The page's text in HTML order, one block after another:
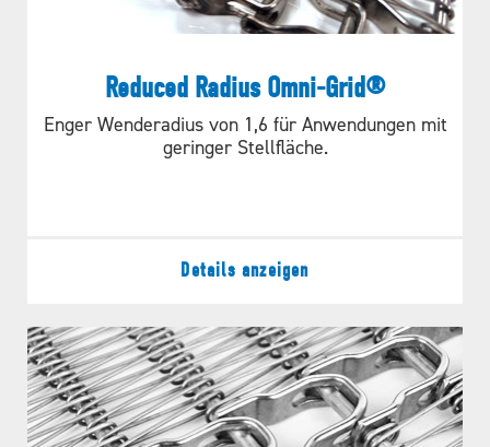
Reduced Radius Omni-Grid®
Enger Wenderadius von 1,6 für Anwendungen mit
geringer Stellfläche.
Details anzeigen